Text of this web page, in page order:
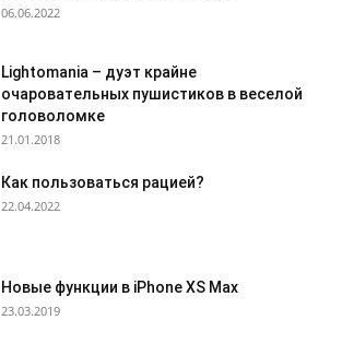
06.06.2022
Lightomania – дуэт крайне
очаровательных пушистиков в веселой
головоломке
21.01.2018
Как пользоваться рацией?
22.04.2022
Новые функции в iPhone XS Max
23.03.2019